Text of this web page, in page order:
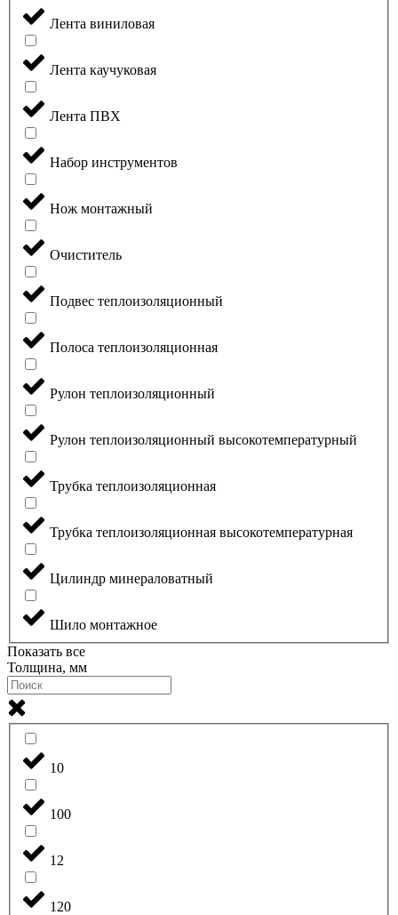
Лента виниловая
Лента каучуковая
Лента ПВХ
Набор инструментов
Нож монтажный
Очиститель
Подвес теплоизоляционный
Полоса теплоизоляционная
Рулон теплоизоляционный
Рулон теплоизоляционный высокотемпературный
Трубка теплоизоляционная
Трубка теплоизоляционная высокотемпературная
Цилиндр минераловатный
Шило монтажное
Показать все
Толщина, мм
10
100
12
120